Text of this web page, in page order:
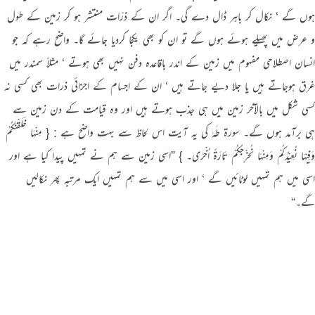
ہوں گے ‘ نکال کر باہر ڈال دے گی۔ اگر ان کے ذرّات منتشر ہو کر زمین کے طول
و عرض میں پھیلے ہوئے ہوں گے تو ان کو بھی یکجا کردیا جائے گا۔ واضح رہے کہ جو
انسان اصطلاحی مفہوم میں زمین کے اندر باقاعدہ دفن نہیں بھی ہوتے ‘ مثلاً سمندر میں
غرق ہوجاتے ہیں یا جلا دیے جاتے ہیں ‘ ان کے اجسام کے اجزائی ذرات بھی کسی نہ
کسی شکل میں بالآخر زمین میں ہی جذب ہوتے ہیں اور وہ قیامت کے دن زمین سے
ہی برآمد ہوں گے۔ سورة طٰہٰ کی یہ آیت اس لحاظ سے بہت واضح ہے : { مِنْہَا خَلَقْنٰـکُمْ
وَفِیْہَا نُعِیْدُکُمْ وَمِنْہَا نُخْرِجُکُمْ تَارَۃً اُخْرٰی۔ } ”اسی زمین سے ہم نے تمہیں پیدا کیا ہے اور
اسی میں ہم تمہیں لوٹائیں گے ‘ اور اسی میں سے ہم تمہیں ایک مرتبہ پھر نکالیں
گے۔“